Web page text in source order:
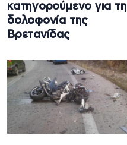
κατηγορούμενο για τη
δολοφονία της
Βρετανίδας